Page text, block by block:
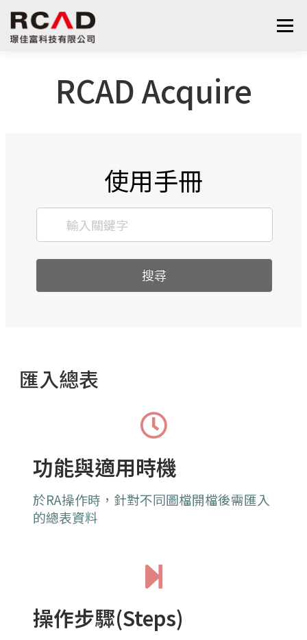
選單
RCAD Acquire
使用手冊
搜尋
匯入總表
功能與適用時機
於RA操作時，針對不同圖檔開檔後需匯入
的總表資料
操作步驟(Steps)